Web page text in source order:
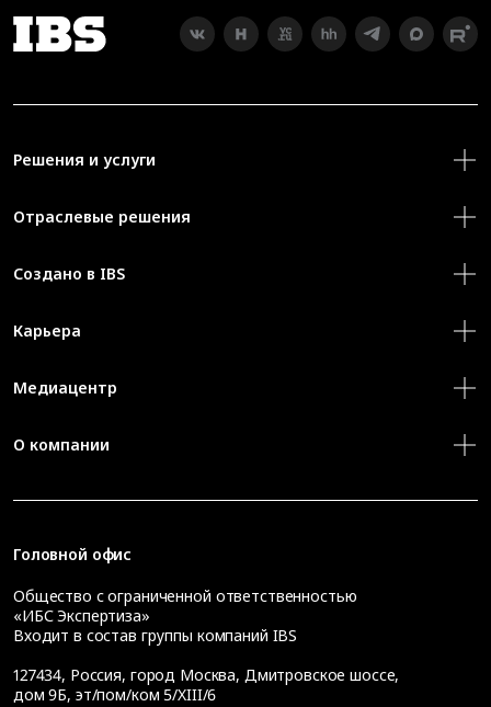
Решения и услуги
Отраслевые решения
Создано в IBS
Карьера
Медиацентр
О компании
Головной офис
Общество с ограниченной ответственностью
«ИБС Экспертиза»
Входит в состав группы компаний IBS
127434, Россия, город Москва, Дмитровское шоссе,
дом 9Б, эт/пом/ком 5/XIII/6